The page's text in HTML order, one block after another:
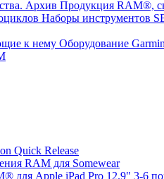
Продукция RAM®,
Наборы инструментов
Оборудование
Quick Release
RAM для Somewear